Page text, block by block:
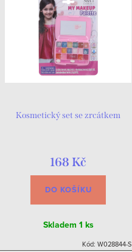
Kosmetický set se zrcátkem
168 Kč
DO KOŠÍKU
Skladem 1 ks
Kód: W028844-S